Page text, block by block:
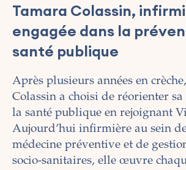
Tamara Colassin,
engagée dans la
santé publique
Après plusieurs années en
Colassin a choisi de réorienter
la santé publique en rejoignant
Aujourd’hui infirmière au sein
médecine préventive et de
socio-sanitaires, elle œuvre